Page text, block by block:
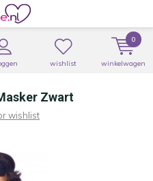
wishlist winkelwagen
0
Zwart
wishlist